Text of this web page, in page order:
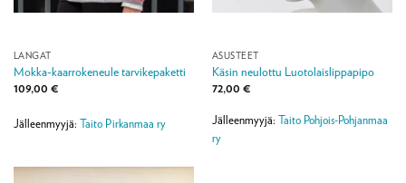
LANGAT
Mokka-kaarrokeneule tarvikepaketti
109,00 €
Jälleenmyyjä: Taito Pirkanmaa ry
ASUSTEET
Käsin neulottu Luotolaislippapipo
72,00 €
Jälleenmyyjä: Taito Pohjois-Pohjanmaa
ry